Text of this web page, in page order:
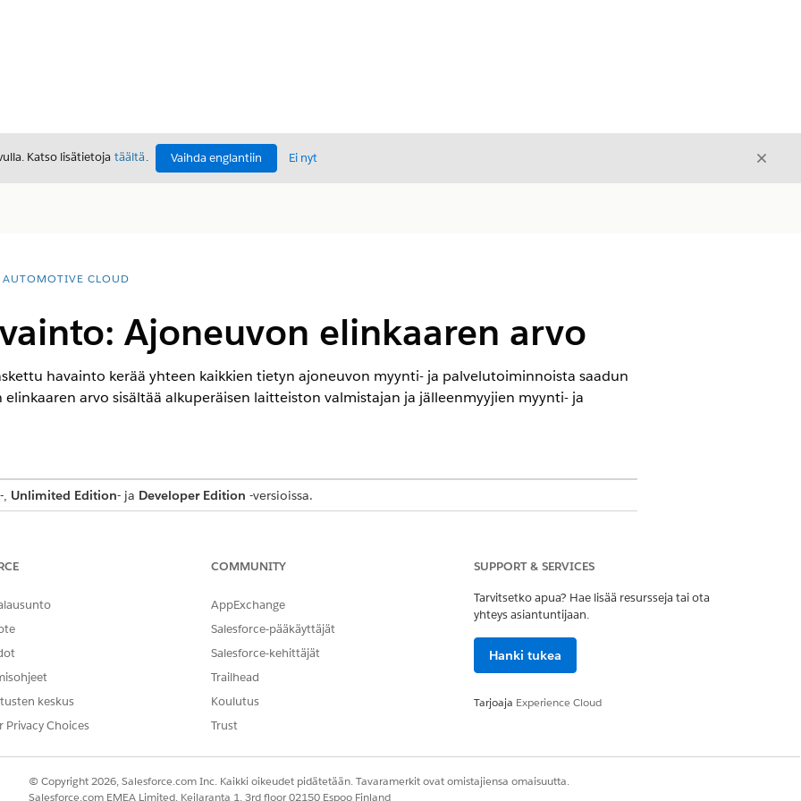
Katso lisätietoja täältä. Vaihda englantiin Ei nyt Sulje
AUTOMOTIVE CLOUD
Ajoneuvon elinkaaren arvo
havainto kerää yhteen kaikkien tietyn ajoneuvon myynti- ja palvelutoiminnoista saadun
arvo sisältää alkuperäisen laitteiston valmistajan ja jälleenmyyjien myynti- ja
-, Unlimited Edition- ja Developer Edition -versioissa.
KUVAUS
as VIN__c
Kerää ajoneuvon tunnusnumeron ajoneuvon myynnin lisätietojen
lasketusta havainnosta ja kohdistaa arvon aliasVIN__c.
+
+
+
Laskee jälleenmyyjän myynnin summan, suoramyynnin summan,
varaosien transaktioiden summan ja huoltotilauksen summan
kullekin ajoneuvolle ja kohdistaa sille alias-
Määrittää lasketun lähdehavainnon, josta kokonaissumma
Ryhmittää tuloksetVIN__cmukaan ja kerää yhteen kunkin
keskus
Privacy Choices
COMMUNITY
AppExchange
Salesforce-pääkäyttäjät
Salesforce-kehittäjät
Trailhead
Koulutus
Trust
SUPPORT & SERVICES
Tarvitsetko apua? Hae lisää resursseja tai ota
yhteys asiantuntijaan.
Hanki tukea
Tarjoaja Experience Cloud
© Copyright 2026, Salesforce.com Inc. Kaikki oikeudet pidätetään. Tavaramerkit ovat omistajiensa omaisuutta.
Salesforce.com EMEA Limited, Keilaranta 1, 3rd floor 02150 Espoo Finland